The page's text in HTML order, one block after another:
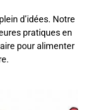
d’idées. Notre
pratiques en
pour alimenter